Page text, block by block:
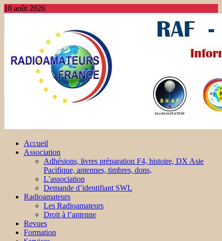
10 août 2026
Accueil
Association
Adhésions, livres préparation F4, histoire, DX Asie
Pacifique, antennes, timbres, dons,
L’association
Demande d’identifiant SWL
Radioamateurs
Les Radioamateurs
Droit à l’antenne
Revues
Formation